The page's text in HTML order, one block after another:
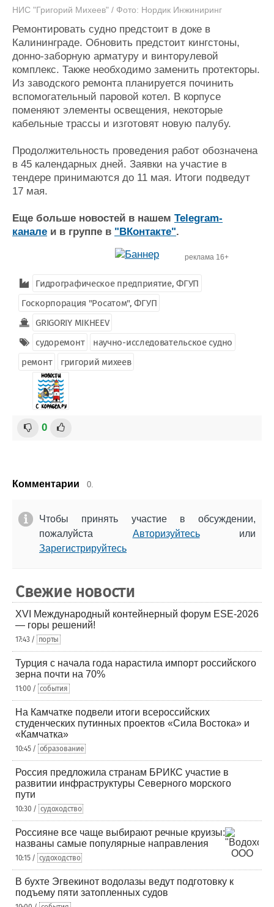
НИС "Григорий Михеев" / Фото: Нордик Инжиниринг
Ремонтировать судно предстоит в доке в
Калининграде. Обновить предстоит кингстоны,
донно-заборную арматуру и винторулевой
комплекс. Также необходимо заменить протекторы.
Из заводского ремонта планируется починить
вспомогательный паровой котел. В корпусе
поменяют элементы освещения, некоторые
кабельные трассы и изготовят новую палубу.
Продолжительность проведения работ обозначена
в 45 календарных дней. Заявки на участие в
тендере принимаются до 11 мая. Итоги подведут
17 мая.
Еще больше новостей в нашем Telegram-
канале и в группе в "ВКонтакте".
реклама 16+
Гидрографическое предприятие, ФГУП
Госкорпорация "Росатом", ФГУП
GRIGORIY MIKHEEV
судоремонт
научно-исследовательское судно
ремонт
григорий михеев
0
Комментарии 0.
Чтобы принять участие в обсуждении,
пожалуйста Авторизуйтесьили
Зарегистрируйтесь
Свежие новости
XVI Международный контейнерный форум ESE-2026
— горы решений!
17:43 / порты
Турция с начала года нарастила импорт российского
зерна почти на 70%
11:00 / события
На Камчатке подвели итоги всероссийских
студенческих путинных проектов «Сила Востока» и
«Камчатка»
10:45 / образование
Россия предложила странам БРИКС участие в
развитии инфраструктуры Северного морского
пути
10:30 / судоходство
Россияне все чаще выбирают речные круизы:
названы самые популярные направления
10:15 / судоходство
В бухте Эгвекинот водолазы ведут подготовку к
подъему пяти затопленных судов